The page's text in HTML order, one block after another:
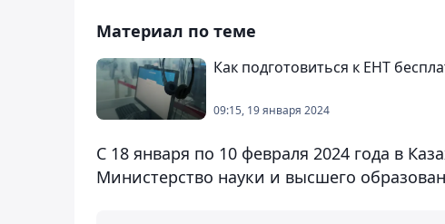
Материал по теме
Как подготовиться к ЕНТ
09:15, 19 января 2024
С 18 января по 10 февраля 2024 года в
Министерство науки и высшего